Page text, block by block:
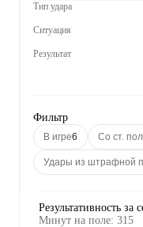
Тип удара
Ситуация
Результат
Фильтр
В игре6 Со ст.
Удары из штрафной
Результативность за
Минут на поле: 315